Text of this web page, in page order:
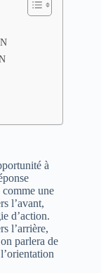
à
une
l’avant,
d’action.
l’arrière,
parlera de